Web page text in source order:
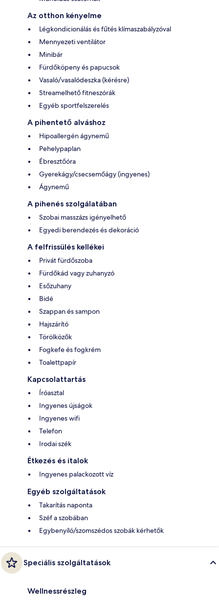
Az otthon kényelme
Légkondicionálás és fűtés klímaszabályzóval
Mennyezeti ventilátor
Minibár
Fürdőköpeny és papucsok
Vasaló/vasalódeszka (kérésre)
Streamelhető fitneszórák
Egyéb sportfelszerelés
A pihentető alváshoz
Hipoallergén ágynemű
Pehelypaplan
Ébresztőóra
Gyerekágy/csecsemőágy (ingyenes)
Ágynemű
A pihenés szolgálatában
Szobai masszázs igényelhető
Egyedi berendezés és dekoráció
A felfrissülés kellékei
Privát fürdőszoba
Fürdőkád vagy zuhanyzó
Esőzuhany
Bidé
Szappan és sampon
Hajszárító
Törölközők
Fogkefe és fogkrém
Toalettpapír
Kapcsolattartás
Íróasztal
Ingyenes újságok
Ingyenes wifi
Telefon
Irodai szék
Étkezés és italok
Ingyenes palackozott víz
Egyéb szolgáltatások
Takarítás naponta
Széf a szobában
Egybenyíló/szomszédos szobák kérhetők
Speciális szolgáltatások
Wellnessrészleg